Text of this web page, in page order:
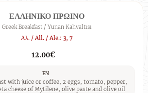
ΕΛΛΗΝΙΚΟ ΠΡΩΙΝΟ
Greek Breakfast / Yunan Kahvaltısı
Αλ. / All. / Ale.: 3, 7
12.00€
EN
with juice or coffee, 2 eggs, tomato, pepper,
cheese of Mytilene, olive paste and olive oil